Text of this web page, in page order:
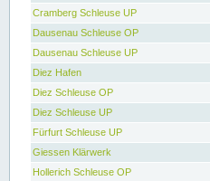
Cramberg Schleuse UP
Dausenau Schleuse OP
Dausenau Schleuse UP
Diez Hafen
Diez Schleuse OP
Diez Schleuse UP
Fürfurt Schleuse UP
Giessen Klärwerk
Hollerich Schleuse OP